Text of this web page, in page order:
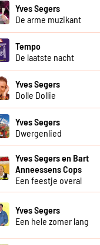
Yves Segers
De arme muzikant
Tempo
De laatste nacht
Yves Segers
Dolle Dollie
Yves Segers
Dwergenlied
Yves Segers en Bart
Anneessens Cops
Een feestje overal
Yves Segers
Een hele zomer lang